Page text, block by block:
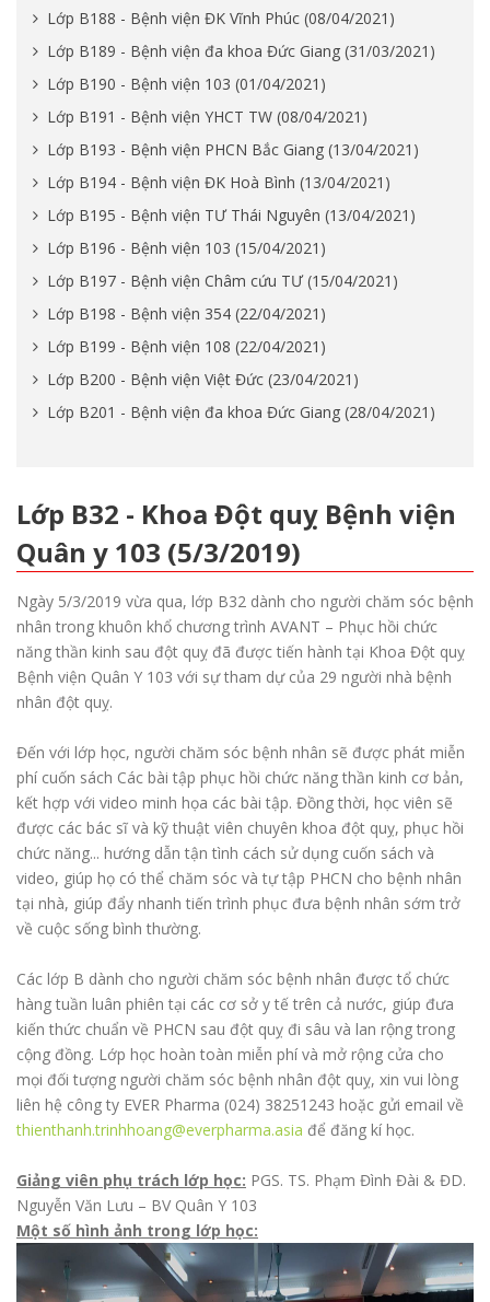
Lớp B188 - Bệnh viện ĐK Vĩnh Phúc (08/04/2021)
Lớp B189 - Bệnh viện đa khoa Đức Giang (31/03/2021)
Lớp B190 - Bệnh viện 103 (01/04/2021)
Lớp B191 - Bệnh viện YHCT TW (08/04/2021)
Lớp B193 - Bệnh viện PHCN Bắc Giang (13/04/2021)
Lớp B194 - Bệnh viện ĐK Hoà Bình (13/04/2021)
Lớp B195 - Bệnh viện TƯ Thái Nguyên (13/04/2021)
Lớp B196 - Bệnh viện 103 (15/04/2021)
Lớp B197 - Bệnh viện Châm cứu TƯ (15/04/2021)
Lớp B198 - Bệnh viện 354 (22/04/2021)
Lớp B199 - Bệnh viện 108 (22/04/2021)
Lớp B200 - Bệnh viện Việt Đức (23/04/2021)
Lớp B201 - Bệnh viện đa khoa Đức Giang (28/04/2021)
Lớp B32 - Khoa Đột quỵ Bệnh viện
Quân y 103 (5/3/2019)
Ngày 5/3/2019 vừa qua, lớp B32 dành cho người chăm sóc bệnh
nhân trong khuôn khổ chương trình AVANT – Phục hồi chức
năng thần kinh sau đột quỵ đã được tiến hành tại Khoa Đột quỵ
Bệnh viện Quân Y 103 với sự tham dự của 29 người nhà bệnh
nhân đột quỵ.
Đến với lớp học, người chăm sóc bệnh nhân sẽ được phát miễn
phí cuốn sách Các bài tập phục hồi chức năng thần kinh cơ bản,
kết hợp với video minh họa các bài tập. Đồng thời, học viên sẽ
được các bác sĩ và kỹ thuật viên chuyên khoa đột quỵ, phục hồi
chức năng... hướng dẫn tận tình cách sử dụng cuốn sách và
video, giúp họ có thể chăm sóc và tự tập PHCN cho bệnh nhân
tại nhà, giúp đẩy nhanh tiến trình phục đưa bệnh nhân sớm trở
về cuộc sống bình thường.
Các lớp B dành cho người chăm sóc bệnh nhân được tổ chức
hàng tuần luân phiên tại các cơ sở y tế trên cả nước, giúp đưa
kiến thức chuẩn về PHCN sau đột quỵ đi sâu và lan rộng trong
cộng đồng. Lớp học hoàn toàn miễn phí và mở rộng cửa cho
mọi đối tượng người chăm sóc bệnh nhân đột quỵ, xin vui lòng
liên hệ công ty EVER Pharma (024) 38251243 hoặc gửi email về
thienthanh.trinhhoang@everpharma.asia để đăng kí học.
Giảng viên phụ trách lớp học: PGS. TS. Phạm Đình Đài & ĐD.
Nguyễn Văn Lưu – BV Quân Y 103
Một số hình ảnh trong lớp học: